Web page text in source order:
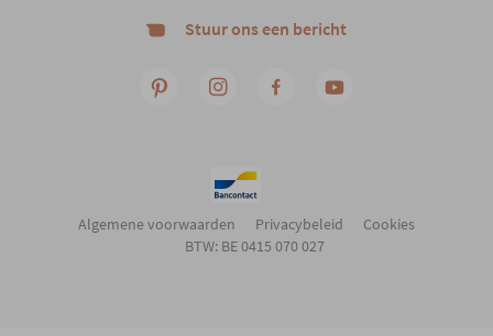
Stuur ons een bericht
Algemene voorwaarden Privacybeleid
Cookies
BTW: BE 0415 070 027